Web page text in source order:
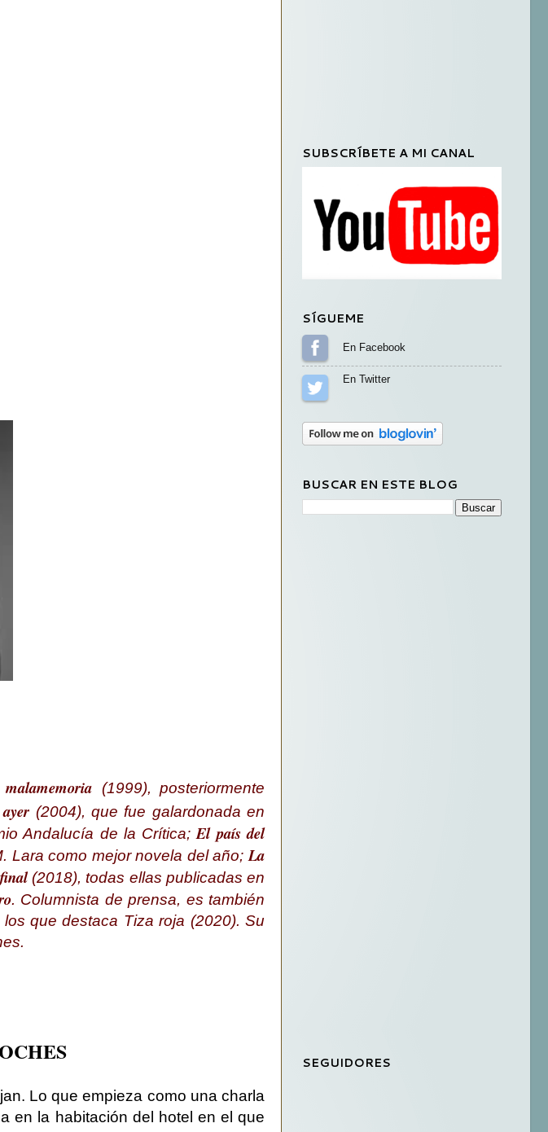
(1999), posteriormente
(2004), que fue galardonada en
Andalucía de la Crítica;El país del
Lara como mejor novela del año; La
(2018), todas ellas publicadas en
. Columnista de prensa, es también
que destaca Tiza roja (2020). Su
Lo que empieza como una charla
en la habitación del hotel en el que
SUBSCRÍBETE A MI CANAL
SÍGUEME
Sígueme en Facebook
BUSCAR EN ESTE BLOG
SEGUIDORES